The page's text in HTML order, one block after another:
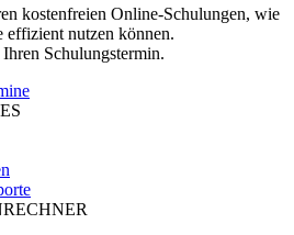
kostenfreien Online-Schulungen, wie
effizient nutzen können.
Schulungstermin.